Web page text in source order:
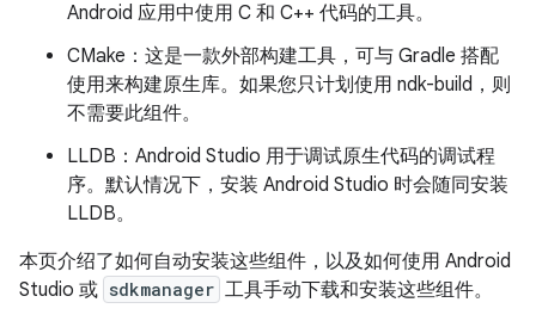
Android 应用中使用 C 和 C++ 代码的工具。
CMake：这是一款外部构建工具，可与 Gradle 搭配
使用来构建原生库。如果您只计划使用 ndk-build，则
不需要此组件。
LLDB：Android Studio 用于调试原生代码的调试程
序。默认情况下，安装 Android Studio 时会随同安装
LLDB。
本页介绍了如何自动安装这些组件，以及如何使用 Android
Studio 或 sdkmanager 工具手动下载和安装这些组件。